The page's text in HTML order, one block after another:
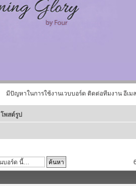
มีปัญหาในการใช้งานเวบบอร์ด ติดต่อทีมงาน อีเม
โพสต์รูป